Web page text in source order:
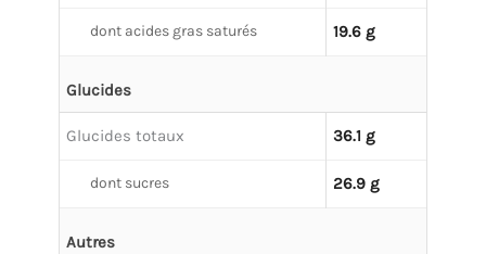
dont acides gras saturés 19.6 g
Glucides
Glucides totaux 36.1 g
dont sucres 26.9 g
Autres